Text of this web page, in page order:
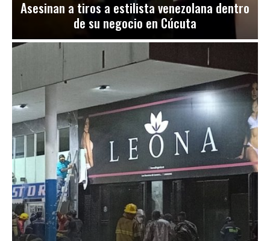
Asesinan a tiros a estilista venezolana dentro
de su negocio en Cúcuta